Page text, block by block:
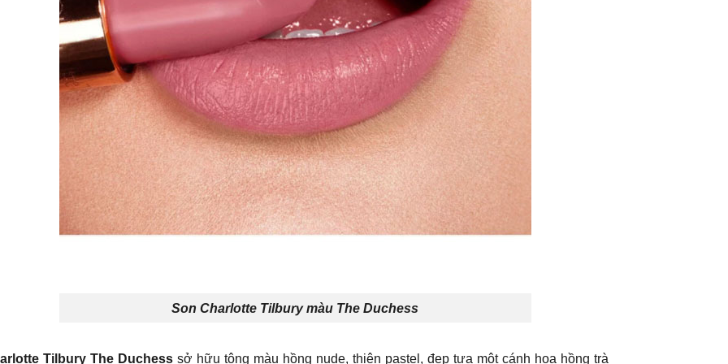
Son Charlotte Tilbury màu The Duchess
Tilbury The Duchess sở hữu tông màu hồng nude, thiên pastel, đẹp tựa một cánh hoa hồng trà